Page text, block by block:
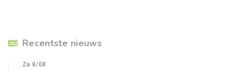
Recentste nieuws
Za 8/08